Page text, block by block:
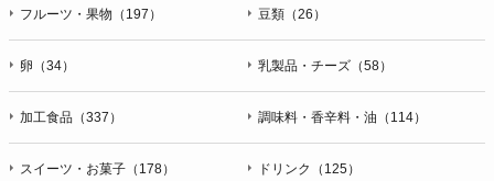
フルーツ・果物（197） 豆類（26）
卵（34） 乳製品・チーズ（58）
加工食品（337） 調味料・香辛料・油（114）
スイーツ・お菓子（178） ドリンク（125）